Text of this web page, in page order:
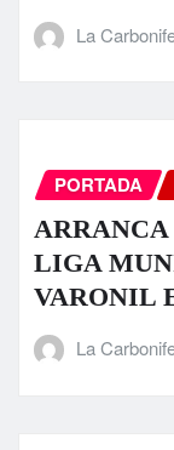
La
PORTADA
LIGA
VARONIL
La